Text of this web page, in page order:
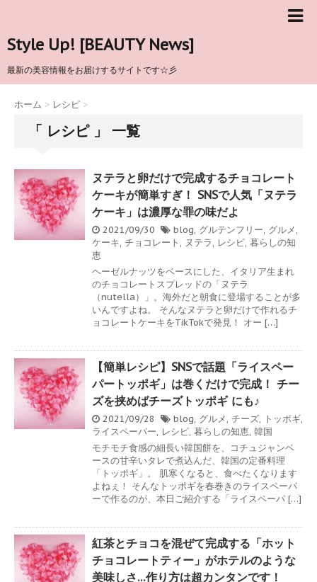
Style Up! [BEAUTY News]
最新の美容情報をお届けするサイトです☆彡
ホーム > レシピ >
「 レシピ 」 一覧
ヌテラと卵だけで完成するチョコレート
ケーキが簡単すぎ！ SNSで人気「ヌテラ
ケーキ」は濃厚な罪の味だよ
2021/09/30 blog, グルテンフリー, グルメ,
ケーキ, チョコレート , ヌテラ, レシピ, 暮らしの知
恵
ヘーゼルナッツをベースにした、イタリア生まれ
のチョコレートスプレッドの「ヌテラ
（nutella）」。海外だと朝食に登場することが多
いんですよね。 そんなヌテラと卵だけで作れるチ
ョコレートケーキをTikTokで発見！ オー […]
【簡単レシピ】SNSで話題「ライスペー
パートッポギ」は巻くだけで完成！ チー
ズを挟めばチーズトッポギ にも♪
2021/09/28 blog, グルメ, チーズ, トッポギ,
ライスペーパー, レシピ, 暮らしの知恵, 韓国
モチモチ食感の細長い韓国餅を、コチュジャンベ
ースの甘辛いタレで煮込んだ、韓国の定番料理
「トッポギ」。 肌寒くなると、食べたくなります
よねぇ！ そんなトッポギを春巻きのライスペーパ
ーで作るのが、本日ご紹介する「ライスペーパ […]
紅茶とチョコを混ぜて完成する「ホット
チョコレートティー」がホテルのような
美味しさ…作り方は超カンタンです！